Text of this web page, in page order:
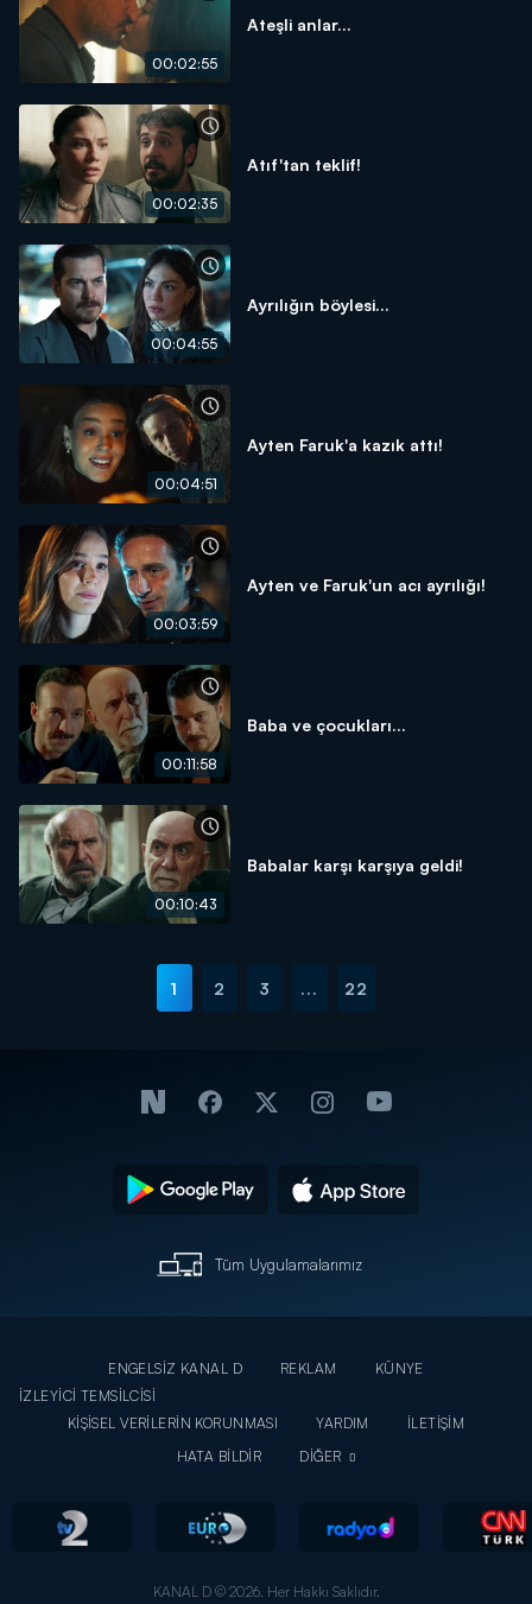
00:02:55
Ateşli anlar...
00:02:35
Atıf'tan teklif!
00:04:55
Ayrılığın böylesi...
00:04:51
Ayten Faruk'a kazık attı!
00:03:59
Ayten ve Faruk'un acı ayrılığı!
00:11:58
Baba ve çocukları...
00:10:43
Babalar karşı karşıya geldi!
1 2 3 ... 22
Tüm Uygulamalarımız
ENGELSİZ KANAL D REKLAM
KÜNYE
İZLEYİCİ TEMSİLCİSİ
KİŞİSEL VERİLERİN KORUNMASI
YARDIM
İLETİŞİM
HATA BİLDİR
DİĞER
KANAL D © 2026. Her Hakkı Saklıdır.